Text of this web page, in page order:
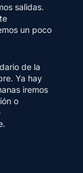
salidas.
un poco
de la
Ya hay
iremos
o